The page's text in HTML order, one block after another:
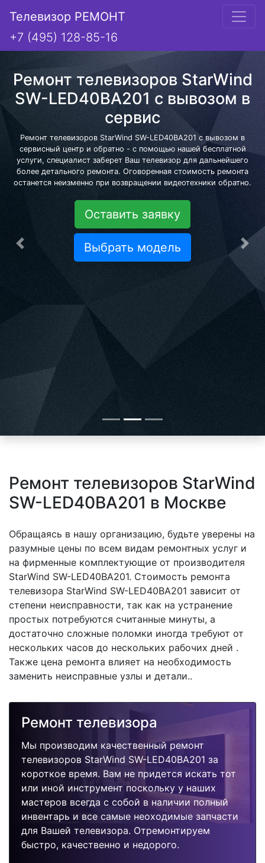
Телевизор РЕМОНТ
+7 (495) 128-85-16
Ремонт телевизоров StarWind
SW-LED40BA201 с вывозом в
сервис
Ремонт телевизоров StarWind SW-LED40BA201 с вывозом в
сервисный центр и обратно - с помощью нашей бесплатной
услуги, специалист заберет Ваш телевизор для дальнейшего
более детального ремонта. Оговоренная стоимость ремонта
останется неизменно при возвращении видеотехники обратно.
Оставить заявку
Выбрать модель
Предыдущая
Ремонт телевизоров StarWind
SW-LED40BA201 в Москве
Обращаясь в нашу организацию, будьте уверены на
разумные цены по всем видам ремонтных услуг и
на фирменные комплектующие от производителя
StarWind SW-LED40BA201. Стоимость ремонта
телевизора StarWind SW-LED40BA201 зависит от
степени неисправности, так как на устранение
простых потребуются считанные минуты, а
достаточно сложные поломки иногда требуют от
нескольких часов до нескольких рабочих дней .
Также цена ремонта влияет на необходимость
заменить неисправные узлы и детали..
Ремонт телевизора
Мы производим качественный ремонт
телевизоров StarWind SW-LED40BA201 за
короткое время. Вам не придется искать тот
или иной инструмент поскольку у наших
мастеров всегда с собой в наличии полный
инвентарь и все самые неоходимые запчасти
для Вашей телевизора. Отремонтируем
быстро, качественно и недорого.